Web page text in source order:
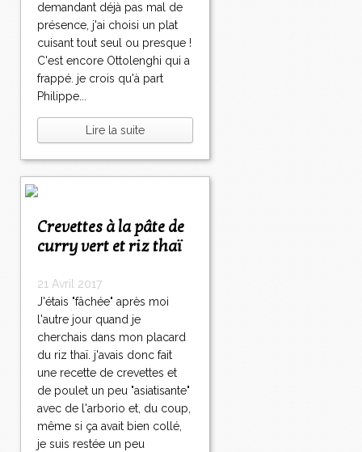
demandant déjà pas mal de
présence, j'ai choisi un plat
cuisant tout seul ou presque !
C'est encore Ottolenghi qui a
frappé. je crois qu'à part
Philippe...
Lire la suite
Crevettes à la pâte de
curry vert et riz thaï
21 Avril 2017
J'étais "fâchée" après moi
l'autre jour quand je
cherchais dans mon placard
du riz thaï. j'avais donc fait
une recette de crevettes et
de poulet un peu "asiatisante"
avec de l'arborio et, du coup,
même si ça avait bien collé,
je suis restée un peu